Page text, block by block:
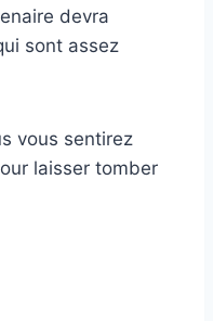
devra
sont assez
vous sentirez
laisser tomber